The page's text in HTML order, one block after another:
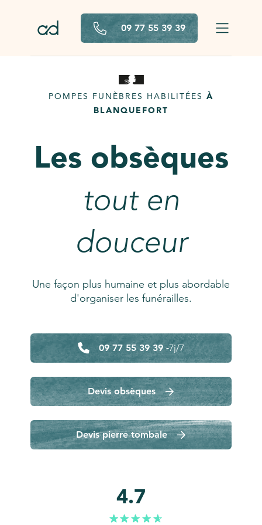
09 77 55 39 39
POMPES FUNÈBRES HABILITÉES À
BLANQUEFORT
Les obsèques
tout en
douceur
Une façon plus humaine et plus abordable
d'organiser les funérailles.
09 77 55 39 39 -7j/7
Devis obsèques
Devis pierre tombale
4.7